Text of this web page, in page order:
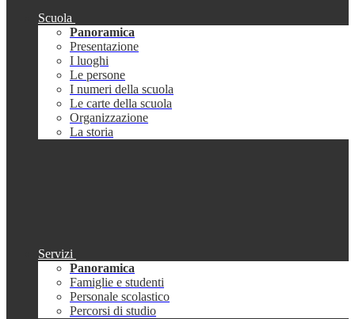
Scuola
Panoramica
Presentazione
I luoghi
Le persone
I numeri della scuola
Le carte della scuola
Organizzazione
La storia
Servizi
Panoramica
Famiglie e studenti
Personale scolastico
Percorsi di studio